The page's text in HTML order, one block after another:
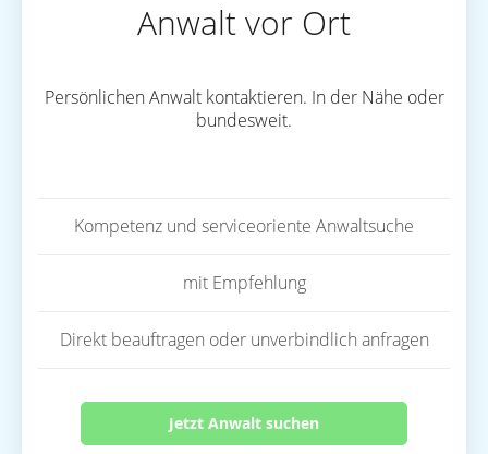
Anwalt vor Ort
Persönlichen Anwalt kontaktieren. In der Nähe oder
bundesweit.
Kompetenz und serviceoriente Anwaltsuche
mit Empfehlung
Direkt beauftragen oder unverbindlich anfragen
Jetzt Anwalt suchen